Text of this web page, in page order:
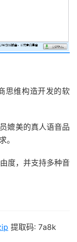
思维构造开发的软
媲美的真人语音品
。
度，并支持多种音
提取码: 7a8k